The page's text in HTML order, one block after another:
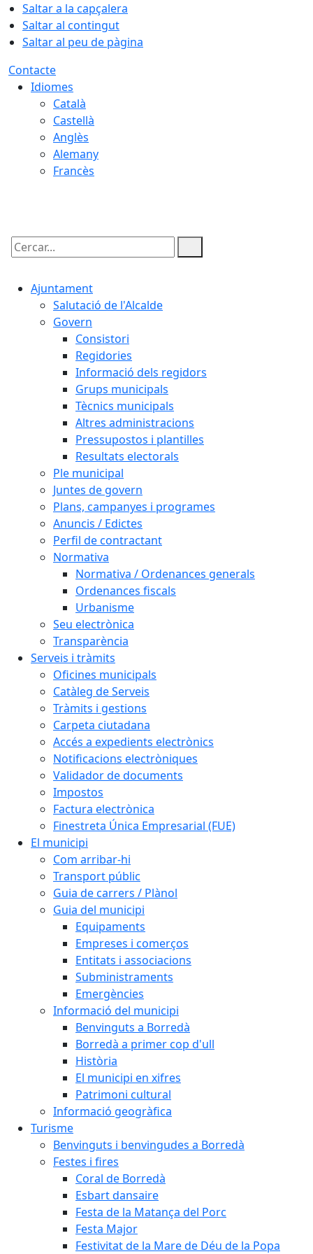
Saltar a la capçalera
Saltar al contingut
Saltar al peu de pàgina
Contacte
Idiomes
Català
Castellà
Anglès
Alemany
Francès
Cercar:
Ajuntament
Salutació de l'Alcalde
Govern
Consistori
Regidories
Informació dels regidors
Grups municipals
Tècnics municipals
Altres administracions
Pressupostos i plantilles
Resultats electorals
Ple municipal
Juntes de govern
Plans, campanyes i programes
Anuncis / Edictes
Perfil de contractant
Normativa
Normativa / Ordenances generals
Ordenances fiscals
Urbanisme
Seu electrònica
Transparència
Serveis i tràmits
Oficines municipals
Catàleg de Serveis
Tràmits i gestions
Carpeta ciutadana
Accés a expedients electrònics
Notificacions electròniques
Validador de documents
Impostos
Factura electrònica
Finestreta Única Empresarial (FUE)
El municipi
Com arribar-hi
Transport públic
Guia de carrers / Plànol
Guia del municipi
Equipaments
Empreses i comerços
Entitats i associacions
Subministraments
Emergències
Informació del municipi
Benvinguts a Borredà
Borredà a primer cop d'ull
Història
El municipi en xifres
Patrimoni cultural
Informació geogràfica
Turisme
Benvinguts i benvingudes a Borredà
Festes i fires
Coral de Borredà
Esbart dansaire
Festa de la Matança del Porc
Festa Major
Festivitat de la Mare de Déu de la Popa